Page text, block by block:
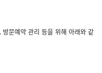
문예약 관리 등을 위해 아래와 같